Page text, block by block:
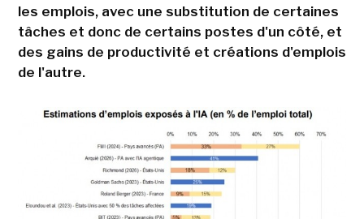
les emplois, avec une substitution de certaines
tâches et donc de certains postes d'un côté, et
des gains de productivité et créations d'emplois
de l'autre.